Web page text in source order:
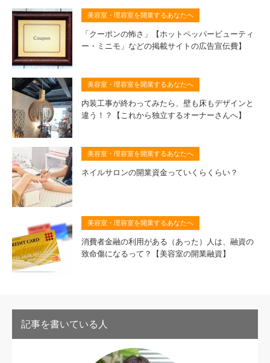
美容室・理容室を開業するあなたへ
「クーポンの怖さ」【ホットペッパービューティ
ー・ミニモ」などの掲載サイトの広告宣伝費】
美容室・理容室を開業するあなたへ
内装工事が終わってみたら、壁も床もデザインと
違う！？【これから独立するオーナーさんへ】
美容室・理容室を開業するあなたへ
ネイルサロンの開業資金っていくらくらい？
美容室・理容室を開業するあなたへ
消費者金融の利用がある（あった）人は、融資の
致命傷になるって？【美容室の開業融資】
記事を書いている人